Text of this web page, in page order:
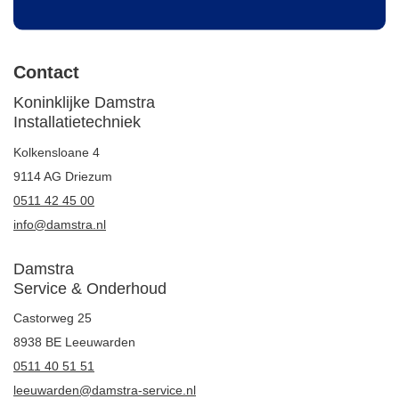
Contact
Koninklijke Damstra
Installatietechniek
Kolkensloane 4
9114 AG Driezum
0511 42 45 00
info@damstra.nl
Damstra
Service & Onderhoud
Castorweg 25
8938 BE Leeuwarden
0511 40 51 51
leeuwarden@damstra-service.nl